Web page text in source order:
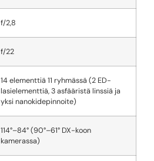
f/2,8
f/22
14 elementtiä 11 ryhmässä (2 ED-
lasielementtiä, 3 asfääristä linssiä ja
yksi nanokidepinnoite)
114°–84° (90°–61° DX-koon
kamerassa)